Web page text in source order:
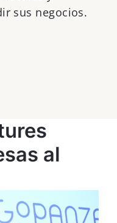
sus negocios.
al